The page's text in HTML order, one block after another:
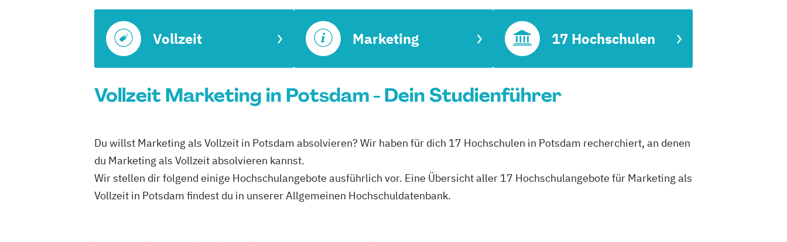
Vollzeit Marketing 17 Hochschulen
Vollzeit Marketing in Potsdam - Dein Studienführer
Du willst Marketing als Vollzeit in Potsdam absolvieren? Wir haben für dich 17 Hochschulen in Potsdam recherchiert, an denen
du Marketing als Vollzeit absolvieren kannst.
Wir stellen dir folgend einige Hochschulangebote ausführlich vor. Eine Übersicht aller 17 Hochschulangebote für Marketing als
Vollzeit in Potsdam findest du in unserer Allgemeinen Hochschuldatenbank.